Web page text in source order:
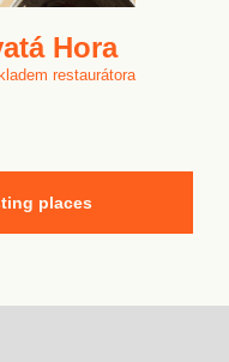
Hora
restaurátora
places